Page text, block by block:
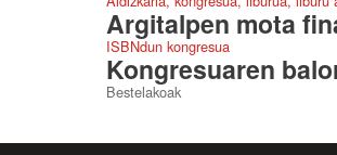
Argitalpen mota
ISBNdun kongresua
Kongresuaren
Bestelakoak